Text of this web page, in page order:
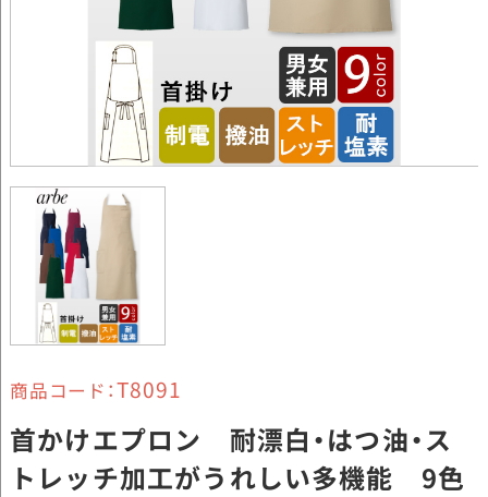
商品コード：T8091
首かけエプロン 耐漂白・はつ油・ス
トレッチ加工がうれしい多機能 9色